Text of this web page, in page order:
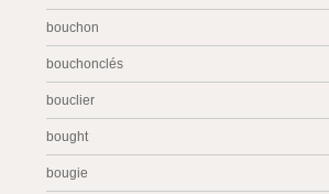
bouchon
bouchonclés
bouclier
bought
bougie